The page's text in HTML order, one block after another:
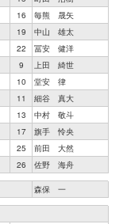
16
毎熊 晟矢
19
中山 雄太
22
冨安 健洋
9
上田 綺世
10
堂安 律
11
細谷 真大
13
中村 敬斗
17
旗手 怜央
25
前田 大然
26 佐野 海舟
森保 一